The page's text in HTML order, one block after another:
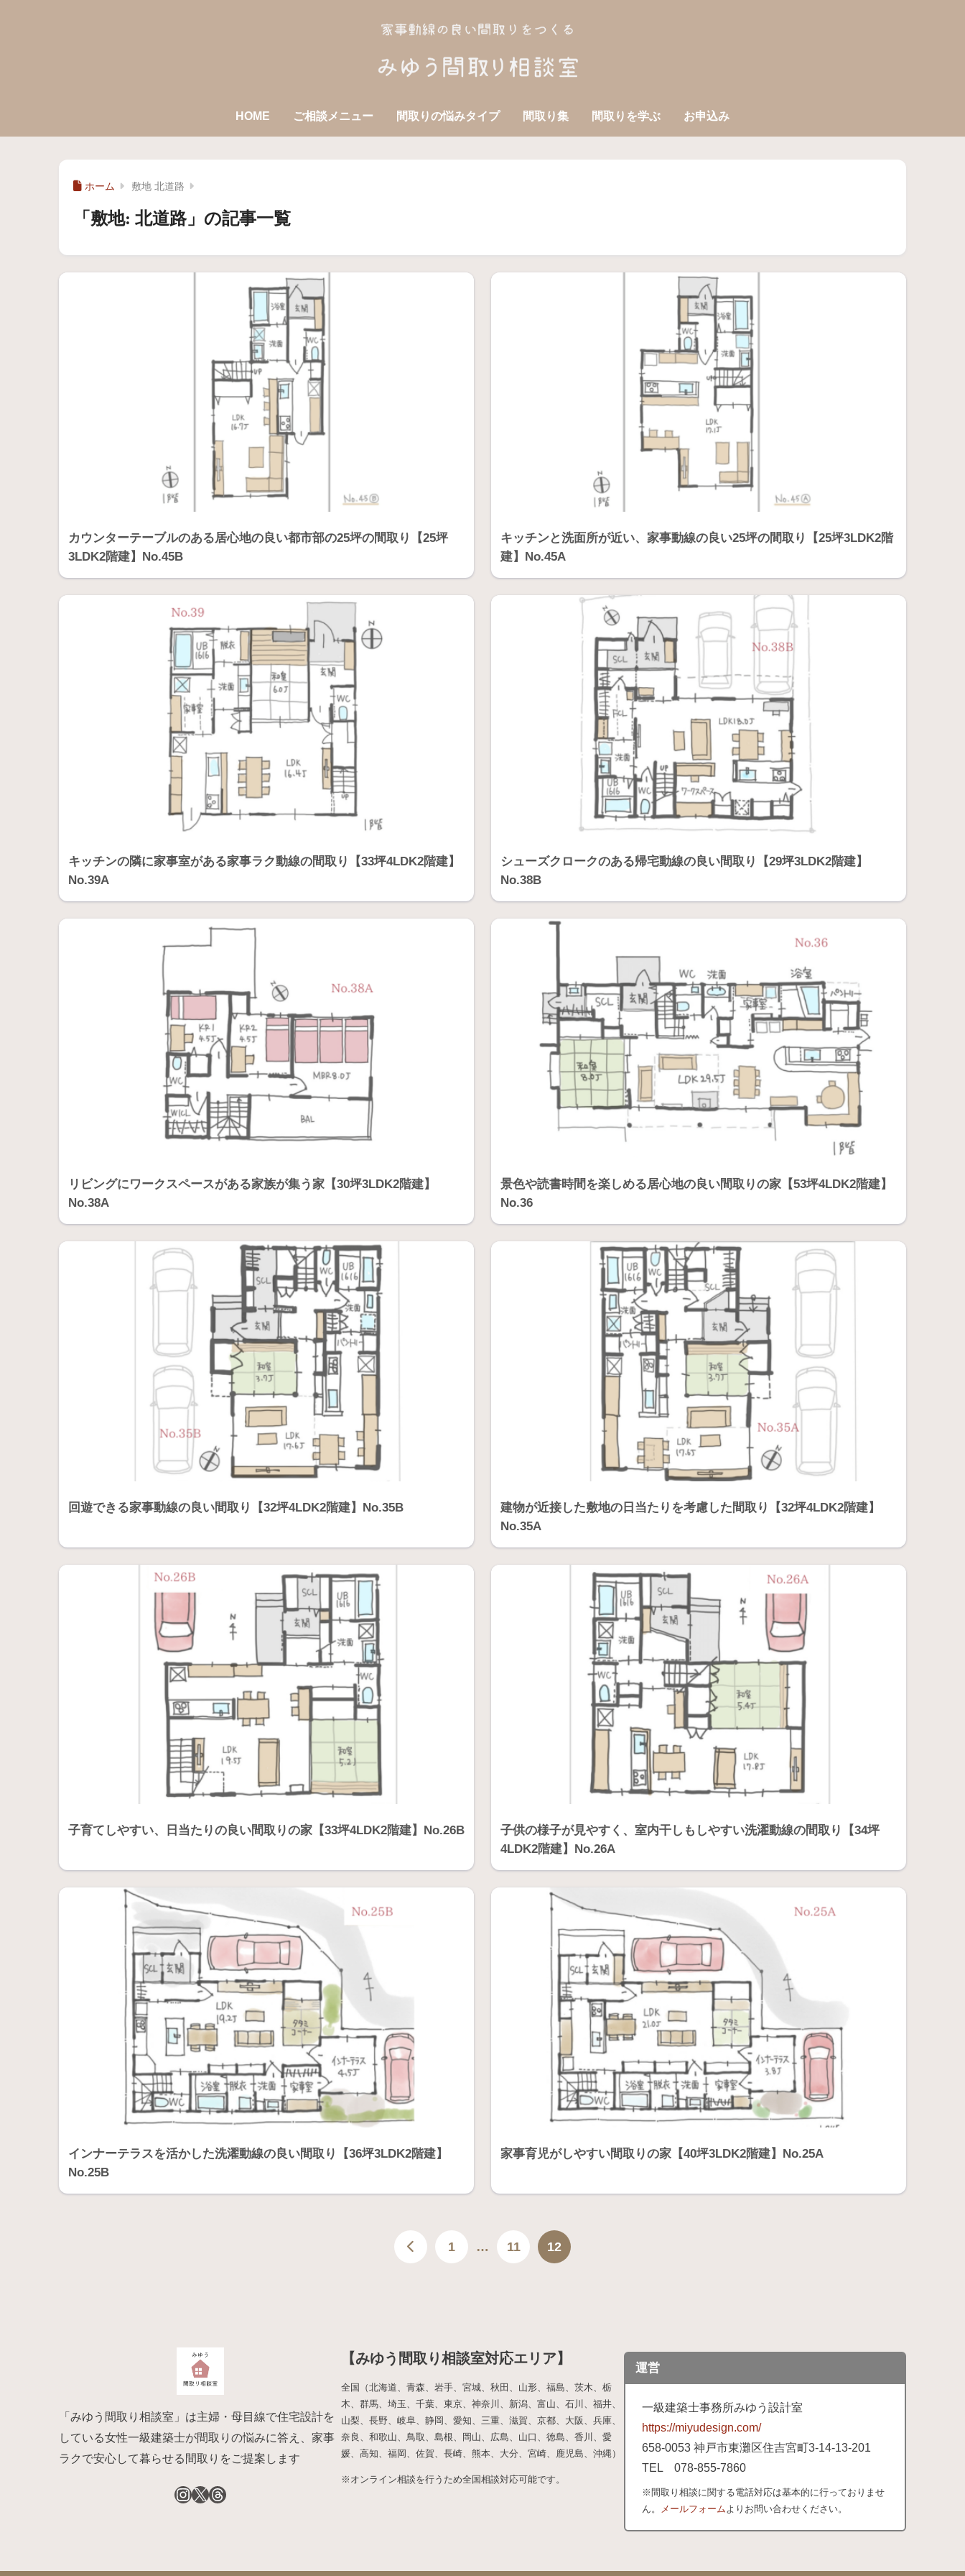
HOME ご相談メニュー 間取りの悩みタイプ 間取り集 間取りを学ぶ お申込み
ホーム 敷地 北道路
「敷地: 北道路」の記事一覧
カウンターテーブルのある居心地の良い都市部の25坪の間取り【25坪
3LDK2階建】No.45B
キッチンと洗面所が近い、家事動線の良い25坪の間取り【25坪3LDK2階
建】No.45A
キッチンの隣に家事室がある家事ラク動線の間取り【33坪4LDK2階建】
No.39A
シューズクロークのある帰宅動線の良い間取り【29坪3LDK2階建】
No.38B
リビングにワークスペースがある家族が集う家【30坪3LDK2階建】
No.38A
景色や読書時間を楽しめる居心地の良い間取りの家【53坪4LDK2階建】
No.36
回遊できる家事動線の良い間取り【32坪4LDK2階建】No.35B
建物が近接した敷地の日当たりを考慮した間取り【32坪4LDK2階建】
No.35A
子育てしやすい、日当たりの良い間取りの家【33坪4LDK2階建】No.26B
子供の様子が見やすく、室内干しもしやすい洗濯動線の間取り【34坪
4LDK2階建】No.26A
インナーテラスを活かした洗濯動線の良い間取り【36坪3LDK2階建】
No.25B
家事育児がしやすい間取りの家【40坪3LDK2階建】No.25A
1 … 11 12
「みゆう間取り相談室」は主婦・母目線で住宅設計を
している女性一級建築士が間取りの悩みに答え、家事
ラクで安心して暮らせる間取りをご提案します
【みゆう間取り相談室対応エリア】
全国（北海道、青森、岩手、宮城、秋田、山形、福島、茨木、栃
木、群馬、埼玉、千葉、東京、神奈川、新潟、富山、石川、福井、
山梨、長野、岐阜、静岡、愛知、三重、滋賀、京都、大阪、兵庫、
奈良、和歌山、鳥取、島根、岡山、広島、山口、徳島、香川、愛
媛、高知、福岡、佐賀、長崎、熊本、大分、宮崎、鹿児島、沖縄）
※オンライン相談を行うため全国相談対応可能です。
運営
一級建築士事務所みゆう設計室
https://miyudesign.com/
658-0053 神戸市東灘区住吉宮町3-14-13-201
TEL 078-855-7860
※間取り相談に関する電話対応は基本的に行っておりませ
ん。
メールフォーム よりお問い合わせください。